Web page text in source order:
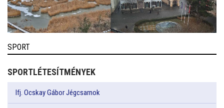
SPORT
SPORTLÉTESÍTMÉNYEK
Ifj. Ocskay Gábor Jégcsarnok